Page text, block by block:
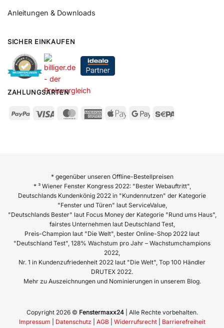
Anleitungen & Downloads
SICHER EINKAUFEN
ZAHLUNGSARTEN
* gegenüber unseren Offline-Bestellpreisen
* ³ Wiener Fenster Kongress 2022: "Bester Webauftritt",
Deutschlands Kundenkönig 2022 in "Kundennutzen" der Kategorie
"Fenster und Türen" laut ServiceValue,
"Deutschlands Bester" laut Focus Money der Kategorie "Rund ums Haus",
fairstes Unternehmen laut Deutschland Test,
Preis-Champion laut "Die Welt", bester Online-Shop 2022 laut
"Deutschland Test", 128% Wachstum pro Jahr – Wachstumchampions
2022,
Nr. 1 in Kundenzufriedenheit 2022 laut "Die Welt", Top 100 Händler
DRUTEX 2022.
Mehr zu Auszeichnungen und Nominierungen in unserem Blog.
Copyright 2026 © Fenstermaxx24| Alle Rechte vorbehalten.
Impressum
Datenschutz AGB| Widerrufsrecht| Barrierefreiheit